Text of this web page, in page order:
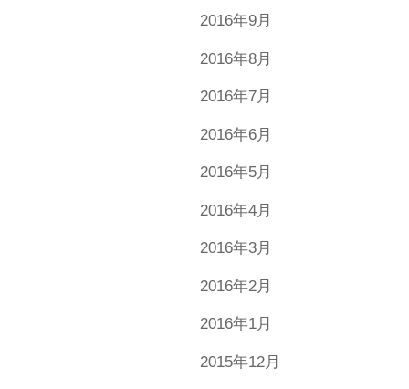
2016年9月
2016年8月
2016年7月
2016年6月
2016年5月
2016年4月
2016年3月
2016年2月
2016年1月
2015年12月